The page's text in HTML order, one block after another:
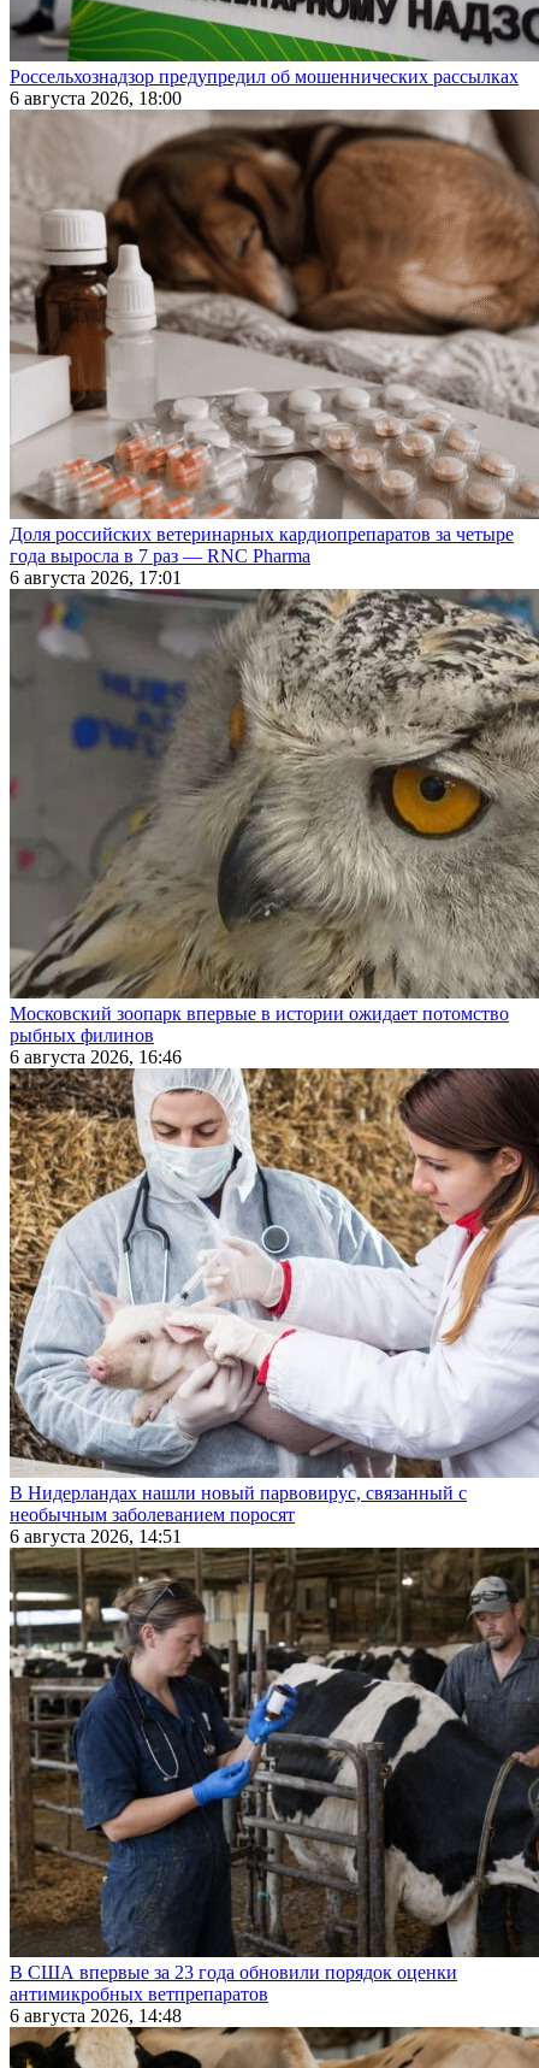
Россельхознадзор предупредил об мошеннических рассылках
6 августа 2026, 18:00
Доля российских ветеринарных кардиопрепаратов за четыре
года выросла в 7 раз — RNC Pharma
6 августа 2026, 17:01
Московский зоопарк впервые в истории ожидает потомство
рыбных филинов
6 августа 2026, 16:46
В Нидерландах нашли новый парвовирус, связанный с
необычным заболеванием поросят
6 августа 2026, 14:51
В США впервые за 23 года обновили порядок оценки
антимикробных ветпрепаратов
6 августа 2026, 14:48